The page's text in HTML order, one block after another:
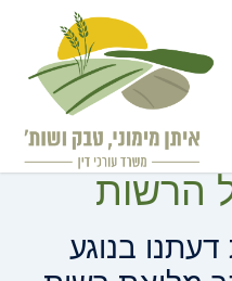
תפקידים
ובעמותה
הרשות
בנוגע